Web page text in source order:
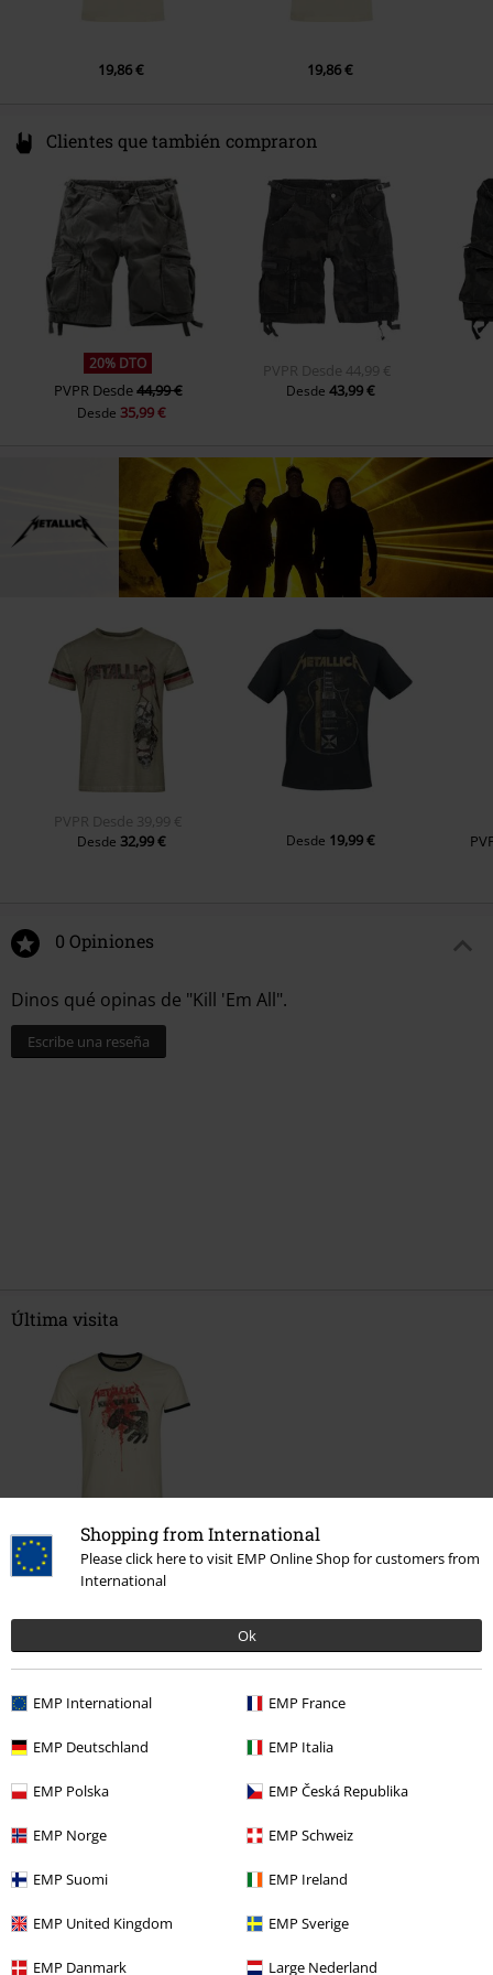
Shopping from International
Please click here to visit EMP Online Shop for customers from
International
Ok
EMP International EMP France
EMP Deutschland EMP Italia
EMP Polska EMP Česká Republika
EMP Norge EMP Schweiz
EMP Suomi EMP Ireland
EMP United Kingdom EMP Sverige
EMP Danmark Large Nederland
19,86 € 19,86 €
Clientes que también compraron
20% DTO
PVPR Desde44,99 €
Desde 35,99 €
PVPR Desde 44,99 €
Desde 43,99 €
PVPR Desde 39,99 €
Desde 32,99 € Desde 19,99 €
0 Opiniones
Dinos qué opinas de "Kill 'Em All".
Escribe una reseña
Última visita
19,86 €
Más categorías. Más opciones